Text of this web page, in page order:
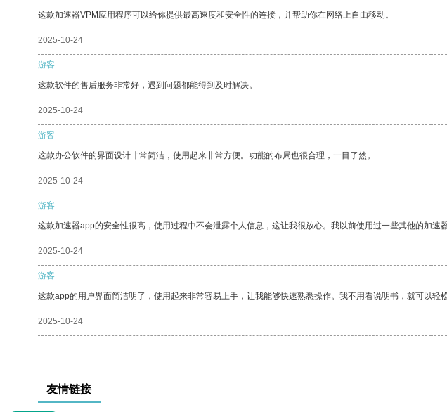
这款加速器VPM应用程序可以给你提供最高速度和安全性的连接，并帮助你在网络上自由移动。
2025-10-24
游客
这款软件的售后服务非常好，遇到问题都能得到及时解决。
2025-10-24
游客
这款办公软件的界面设计非常简洁，使用起来非常方便。功能的布局也很合理，一目了然。
2025-10-24
游客
这款加速器app的安全性很高，使用过程中不会泄露个人信息，这让我很放心。我以前使用过一些其他的加速
2025-10-24
游客
这款app的用户界面简洁明了，使用起来非常容易上手，让我能够快速熟悉操作。我不用看说明书，就可以轻
2025-10-24
友情链接